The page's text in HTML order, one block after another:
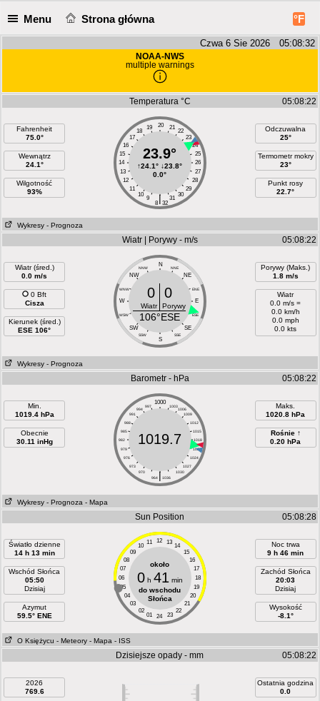
Menu Strona główna °F
Czwa 6 Sie 2026 05:08:33
NOAA-NWS
multiple warnings
Temperatura °C 05:08:22
Fahrenheit
75.0°
Wewnątrz
24.1°
Wilgotność
93%
20
19 21
18
22
17
23
16
24
15
25
14
26
13
27
12
28
11
29
10
30
9 31
8 32
|
23.9°
↑24.1° ↓23.8°
0.0°
Odczuwalna
25°
Termometr mokry
23°
Punkt rosy
22.7°
Wykresy - Prognoza
Wiatr | Porywy - m/s 05:08:22
Wiatr (śred.)
0.0 m/s
0 Bft
Cisza
Kierunek (śred.)
ESE 106°
N
NW
NE
W E
SW
SE
S
NNW NNE
WNW ENE
WSW ESE
SSW SSE
0 0
Wiatr Porywy
106°ESE
Porywy (Maks.)
1.8 m/s
Wiatr
0.0 m/s =
0.0 km/h
0.0 mph
0.0 kts
Wykresy - Prognoza
Barometr - hPa 05:08:22
Min.
1019.4 hPa
Obecnie
30.11 inHg
1000
991 1009
982 1018
973 1027
997 1003
994 1006
988
1012
985
1015
979
1021
976
1024
970
1030
964
1036
|
1019.7
Maks.
1020.8 hPa
Rośnie ↑
0.20 hPa
Wykresy - Prognoza - Mapa
Sun Position 05:08:28
Światło dzienne
14 h 13 min
Wschód Słońca
05:50
Dzisiaj
Azymut
59.5° ENE
12
11 13
10
14
09
15
08
16
07
17
06
18
05
19
04
20
03
21
02
22
01 23
24
około
0h 41 min
do wschodu
Słońca
Noc trwa
9 h 46 min
Zachód Słońca
20:03
Dzisiaj
Wysokość
-8.1°
O Księżycu - Meteory - Mapa - ISS
Dzisiejsze opady - mm 05:08:22
2026
769.6
Ostatnia godzina
0.0